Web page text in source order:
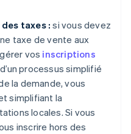
taxes : si vous devez
taxe de vente aux
vos inscriptions
processus simplifié
la demande, vous
simplifiant la
locales. Si vous
inscrire hors des